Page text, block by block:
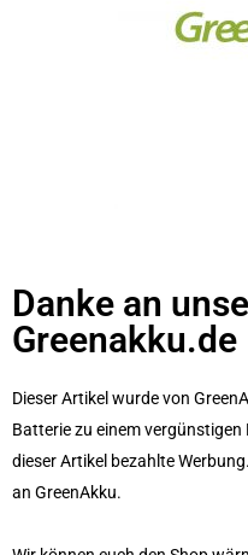
Danke an
Greenakku.de​
Dieser Artikel wurde von
Batterie zu einem
dieser Artikel bezahlte
an GreenAkku.